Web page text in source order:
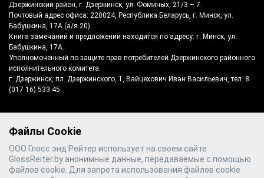
Файлы Cookie
ООО Глосс энд Рейтер использует на своем сайте
GlossReiter.by анонимные данные, передаваемые с помощью
файлов cookie. Для запрета использования файлов cookie
Дзержинский район, г. Дзержинск, ул. Фоминых, 21/3 – 7.
Почтовый адрес офиса: 220024, Республика Беларусь, г. Минск, ул.
Бабушкина, 17А (а/я 20).
Книга замечаний и предложений находится по адресу: г. Минск, ул.
Бабушкина, 17А.
Уполномоченный по защите прав потребителей Дзержинского районного
исполнительного комитета:
г. Дзержинск, пл. Дзержинского, 1, Вайцехович Иван Васильевич, тел. 8
(017 16) 533 45.
©2026
Gloss & Reiter- производитель
полотенцесушителей №1 в Беларуси